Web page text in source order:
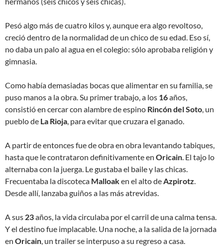
Pesó algo más de cuatro kilos y, aunque era algo revoltoso,
creció dentro de la normalidad de un chico de su edad. Eso sí,
no daba un palo al agua en el colegio: sólo aprobaba religión y
gimnasia.
Como había demasiadas bocas que alimentar en su familia, se
puso manos a la obra. Su primer trabajo, a los 16años,
consistió en cercar con alambre de espino Rincón del Soto, un
pueblo de La Rioja, para evitar que cruzara el ganado.
A partir de entonces fue de obra en obra levantando tabiques,
hasta que le contrataron definitivamente en Oricain. El tajo lo
alternaba con la juerga. Le gustaba el baile y las chicas.
Frecuentaba la discoteca Malloaken el alto deAzpirotz.
Desde allí, lanzaba guiños a las más atrevidas.
A sus 23años, la vida circulaba por el carril de una calma tensa.
Y el destino fue implacable. Una noche, a la salida de la jornada
en Oricain, un trailer se interpuso a su regreso a casa.